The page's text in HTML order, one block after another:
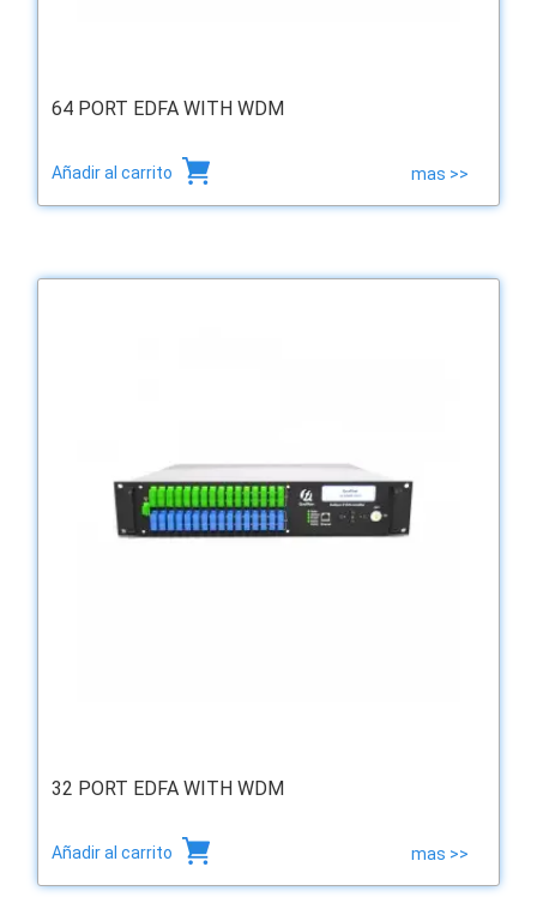
64 PORT EDFA WITH WDM
Añadir al carrito mas >>
32 PORT EDFA WITH WDM
Añadir al carrito mas >>